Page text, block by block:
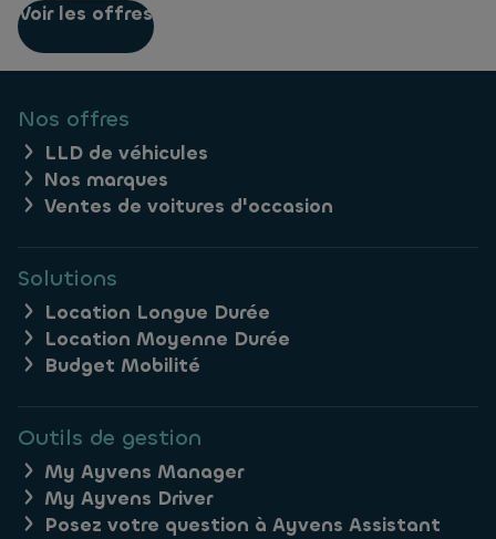
Voir les offres
Nos offres
LLD de véhicules
Nos marques
Ventes de voitures d'occasion
Solutions
Location Longue Durée
Location Moyenne Durée
Budget Mobilité
Outils de gestion
My Ayvens Manager
My Ayvens Driver
Posez votre question à Ayvens Assistant